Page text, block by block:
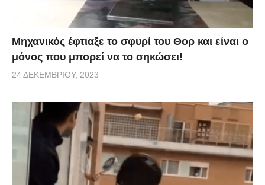
Μηχανικός έφτιαξε το σφυρί του Θορ και είναι ο
μόνος που μπορεί να το σηκώσει!
24 ΔΕΚΕΜΒΡΊΟΥ, 2023